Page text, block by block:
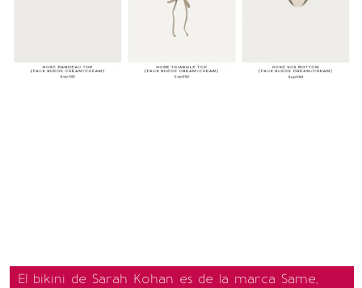
El bikini de Sarah Kohan es de la marca Same,